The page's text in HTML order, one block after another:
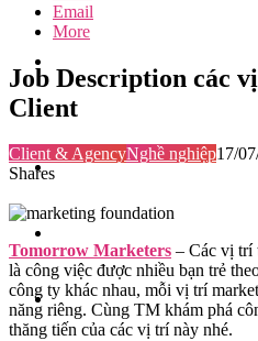
Email
More
Job Description các
Client
Client & AgencyNghề nghiệp17/
Shares
Tomorrow Marketers – Các vị trí
là công việc được nhiều bạn trẻ
công ty khác nhau, mỗi vị trí
năng riêng. Cùng TM khám phá
thăng tiến của các vị trí này nhé.